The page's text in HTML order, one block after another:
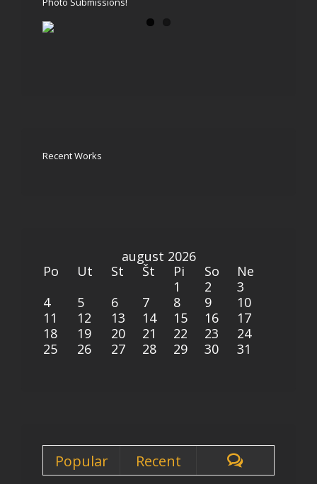
Recent Works
august 2026
Po
Ut St Št Pi So
Ne
1
2
3
4
5 6 7 8 9
10
11
12 13 14 15 16
17
18
19 20 21 22 23
24
25
26 27 28 29 30 31
Popular Recent